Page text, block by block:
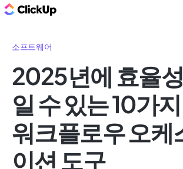
소프트웨어
2025년에 효율
일 수 있는 10가
워크플로우 오케
이션 도구